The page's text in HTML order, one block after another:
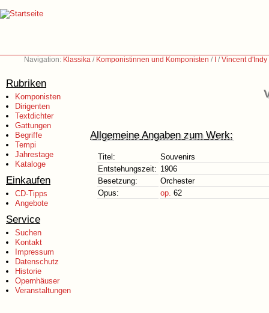
Navigation: Klassika / Komponistinnen und Komponisten / /Vincent
Rubriken
Komponisten
Dirigenten
Textdichter
Gattungen
Begriffe
Tempi
Jahrestage
Kataloge
Einkaufen
CD-Tipps
Angebote
Service
Suchen
Kontakt
Impressum
Datenschutz
Historie
Opernhäuser
Veranstaltungen
Allgemeine Angaben zum Werk:
Titel:
Souvenirs
Entstehungszeit: 1906
Besetzung:
Orchester
Opus:
op. 62